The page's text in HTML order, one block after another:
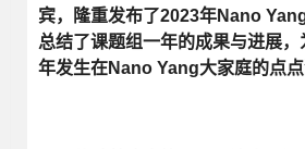
宾，隆重发布了2023年Nano
总结了课题组一年的成果与进展
年发生在Nano Yang大家庭的点点